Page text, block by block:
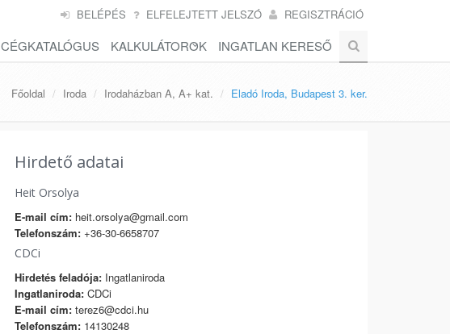
BELÉPÉS ELFELEJTETT JELSZÓ REGISZTRÁCIÓ
CÉGKATALÓGUS KALKULÁTOROK INGATLAN KERESŐ
Főoldal Iroda Irodaházban A, A+ kat. Eladó Iroda, Budapest 3. ker.
Hirdető adatai
Heit Orsolya
E-mail cím:heit.orsolya@gmail.com
Telefonszám:+36-30-6658707
CDCi
Hirdetés feladója:Ingatlaniroda
Ingatlaniroda:CDCi
E-mail cím:terez6@cdci.hu
Telefonszám:14130248